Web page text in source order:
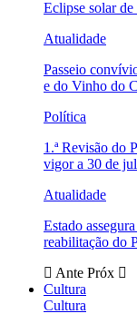
Eclipse solar
Atualidade
Passeio
e do Vinho do
Política
1.ª Revisão do
vigor a 30 de
Atualidade
Estado
reabilitação do
Ante Próx
Cultura
Cultura